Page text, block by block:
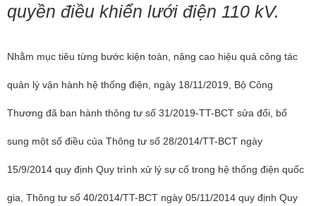
quyền điều khiển lưới điện 110 kV.
Nhằm mục tiêu từng bước kiện toàn, nâng cao hiệu quả công tác
quản lý vận hành hệ thống điện, ngày 18/11/2019, Bộ Công
Thương đã ban hành thông tư số 31/2019-TT-BCT sửa đổi, bổ
sung một số điều của Thông tư số 28/2014/TT-BCT ngày
15/9/2014 quy định Quy trình xử lý sự cố trong hệ thống điện quốc
gia, Thông tư số 40/2014/TT-BCT ngày 05/11/2014 quy định Quy